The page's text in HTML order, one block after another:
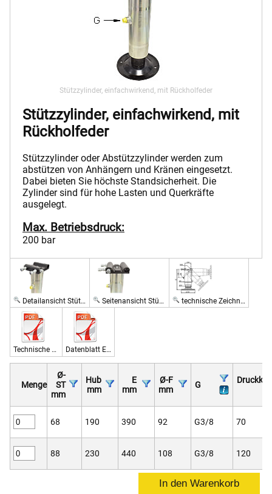
Stützzylinder, einfachwirkend, mit Rückholfeder
Stützzylinder, einfachwirkend, mit
Rückholfeder
Stützzylinder oder Abstützzylinder werden zum
abstützen von Anhängern und Kränen eingesetzt.
Dabei bieten Sie höchste Standsicherheit. Die
Zylinder sind für hohe Lasten und Querkräfte
ausgelegt.
Max. Betriebsdruck:
200 bar
Detailansicht Stützzylinder, einfachwirkend, mit Rückholfeder Seitenansicht Stützzylinder, einfachwirkend, mit Rückholfeder technische Zeichnung Stützzylinder, einfachwirkend, mit Rückholfeder
Technische Zeichnungen Stützzylinder, einfachwirkend, mit Rückholfeder Datenblatt Eigenschaften Stützzylinder, einfachwirkend, mit Rückholfeder
Menge
Ø-
ST
mm
Hub
mm
E
mm
Ø-F
mm
G
68 190 390 92 G3/8 70
88 230 440 108 G3/8 120